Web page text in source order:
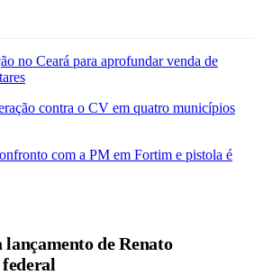
no Ceará para aprofundar venda de
contra o CV em quatro municípios
com a PM em Fortim e pistola é
de Renato
federal